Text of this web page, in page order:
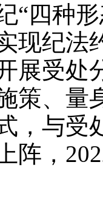
“四种
现纪法
展受处
策、量
，与受
阵，